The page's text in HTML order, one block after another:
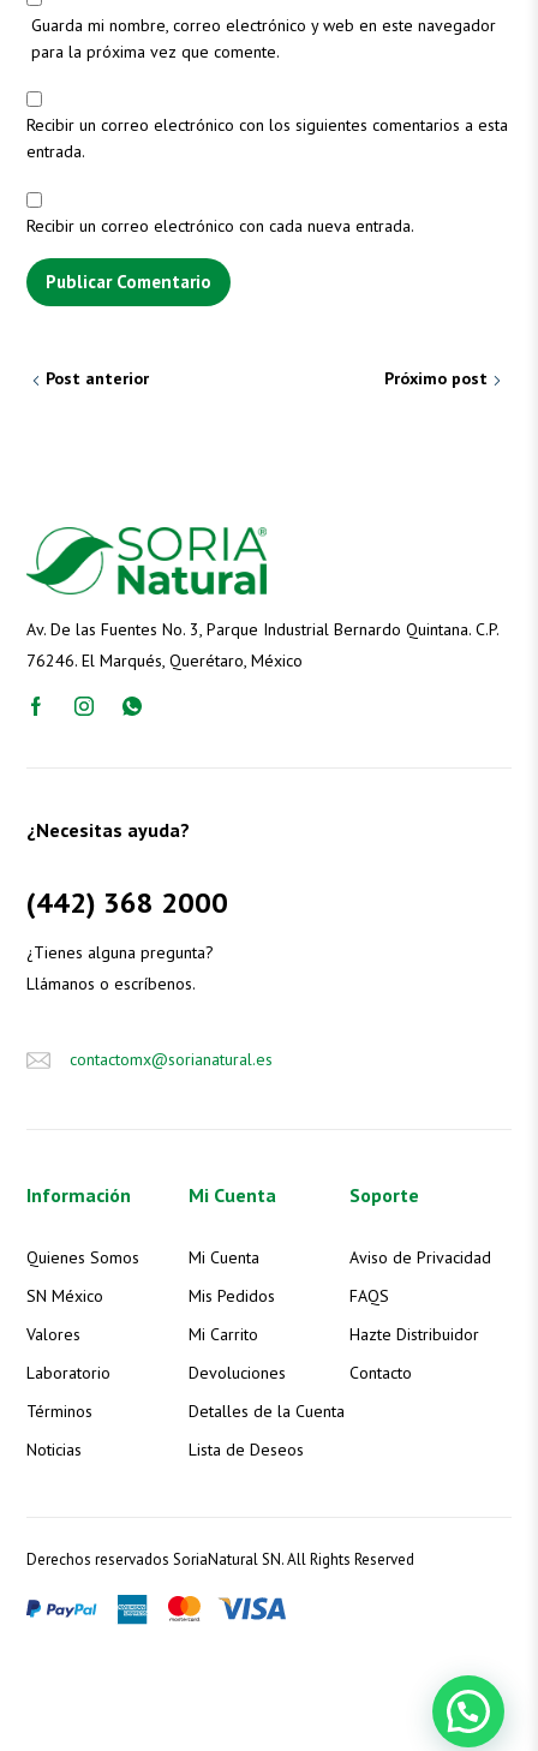
Guarda mi nombre, correo electrónico y web en este navegador
para la próxima vez que comente.
Recibir un correo electrónico con los siguientes comentarios a esta
entrada.
Recibir un correo electrónico con cada nueva entrada.
Post anterior Próximo post
Av. De las Fuentes No. 3, Parque Industrial Bernardo Quintana. C.P.
76246. El Marqués, Querétaro, México
¿Necesitas ayuda?
(442) 368 2000
¿Tienes alguna pregunta?
Llámanos o escríbenos.
contactomx@sorianatural.es
Información
Quienes Somos
SN México
Valores
Laboratorio
Términos
Noticias
Mi Cuenta
Mi Cuenta
Mis Pedidos
Mi Carrito
Devoluciones
Detalles de la Cuenta
Lista de Deseos
Soporte
Aviso de Privacidad
FAQS
Hazte Distribuidor
Contacto
Derechos reservados SoriaNatural SN. All Rights Reserved
Soria Natural México
Atención al cliente